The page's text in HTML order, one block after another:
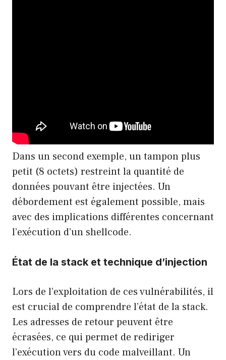
Dans un second exemple, un tampon plus
petit (8 octets) restreint la quantité de
données pouvant être injectées. Un
débordement est également possible, mais
avec des implications différentes concernant
l’exécution d’un shellcode.
État de la stack et technique d’injection
Lors de l’exploitation de ces vulnérabilités, il
est crucial de comprendre l’état de la stack.
Les adresses de retour peuvent être
écrasées, ce qui permet de rediriger
l’exécution vers du code malveillant. Un